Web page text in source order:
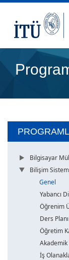
Bilgisayar
Bilişim
Genel
Yabancı
Öğrenim
Ders Planı
Öğretim
Akademik
İş